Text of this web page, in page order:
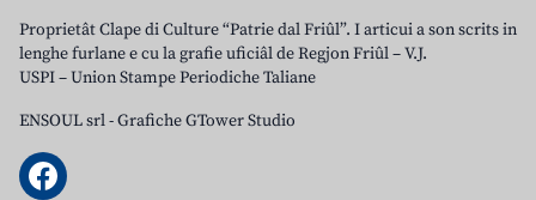
Proprietât Clape di Culture “Patrie dal Friûl”. I articui a son scrits in
lenghe furlane e cu la grafie uficiâl de Regjon Friûl – V.J.
USPI – Union Stampe Periodiche Taliane
ENSOUL srl-Grafiche GTower Studio